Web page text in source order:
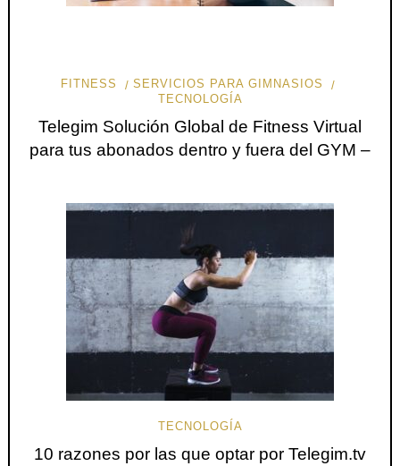
FITNESS
SERVICIOS PARA GIMNASIOS
TECNOLOGÍA
Telegim Solución Global de Fitness Virtual
para tus abonados dentro y fuera del GYM –
TECNOLOGÍA
10 razones por las que optar por Telegim.tv